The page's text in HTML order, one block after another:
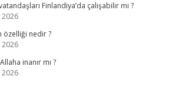
Finlandiya’da çalışabilir mi ?
2026
özelliği nedir ?
2026
inanır mı ?
2026